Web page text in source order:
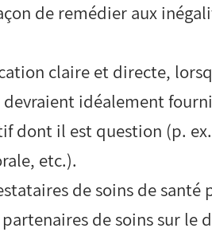
de remédier aux
claire et directe,
idéalement
dont il est question (p.
etc.).
de soins de
de soins sur le